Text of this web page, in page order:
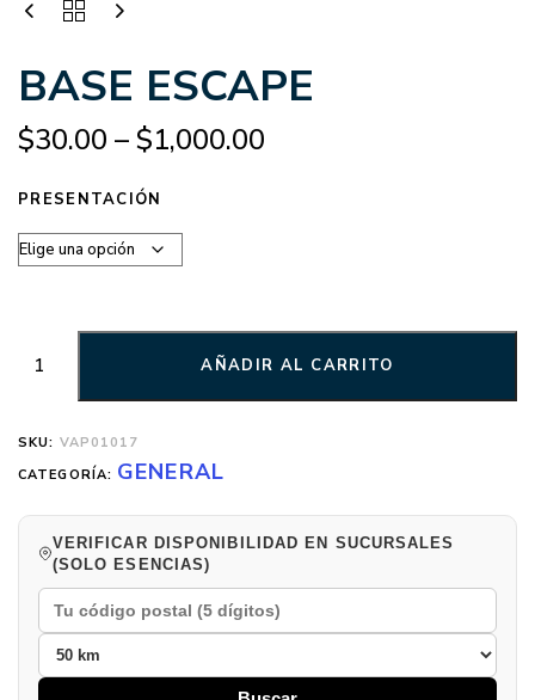
BASE ESCAPE
$30.00 –$1,000.00
PRESENTACIÓN
AÑADIR AL CARRITO
SKU: VAP01017
CATEGORÍA: GENERAL
VERIFICAR DISPONIBILIDAD EN SUCURSALES
(SOLO ESENCIAS)